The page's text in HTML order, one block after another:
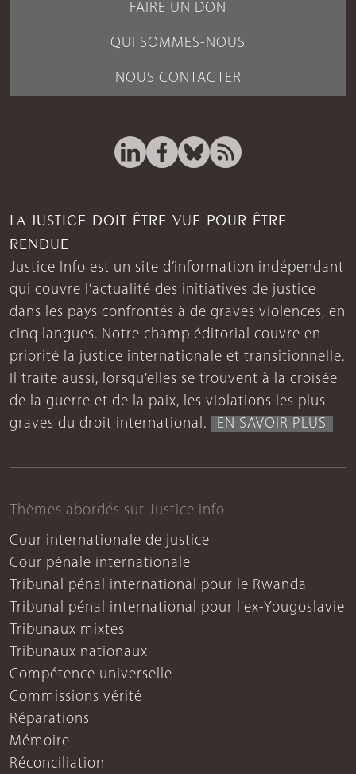
FAIRE UN DON
QUI SOMMES-NOUS
NOUS CONTACTER
LA JUSTICE DOIT ÊTRE VUE POUR ÊTRE
RENDUE
Justice Info est un site d’information indépendant
qui couvre l’actualité des initiatives de justice
dans les pays confrontés à de graves violences, en
cinq langues. Notre champ éditorial couvre en
priorité la justice internationale et transitionnelle.
Il traite aussi, lorsqu’elles se trouvent à la croisée
de la guerre et de la paix, les violations les plus
graves du droit international.
EN SAVOIR PLUS
Thèmes abordés sur Justice info
Cour internationale de justice
Cour pénale internationale
Tribunal pénal international pour le Rwanda
Tribunal pénal international pour l'ex-Yougoslavie
Tribunaux mixtes
Tribunaux nationaux
Compétence universelle
Commissions vérité
Réparations
Mémoire
Réconciliation